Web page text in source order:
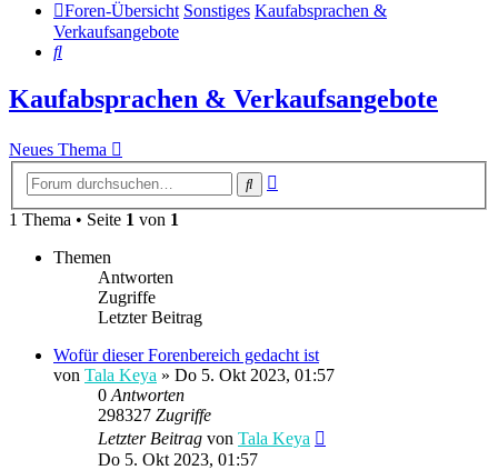
Foren-Übersicht Sonstiges Kaufabsprachen &
Verkaufsangebote
Suche
Kaufabsprachen & Verkaufsangebote
Neues Thema
Suche
1 Thema • Seite 1 von 1
Themen
Antworten
Zugriffe
Letzter Beitrag
Wofür dieser Forenbereich gedacht ist
von Tala Keya » Do 5. Okt 2023, 01:57
0 Antworten
298327 Zugriffe
Letzter Beitrag von Tala Keya
Do 5. Okt 2023, 01:57